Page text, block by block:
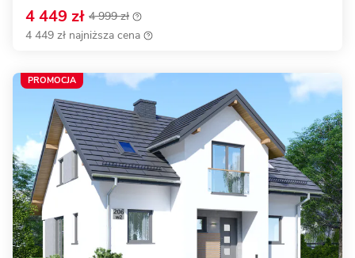
4 449 zł 4 999 zł
4 449 zł najniższa cena
PROMOCJA